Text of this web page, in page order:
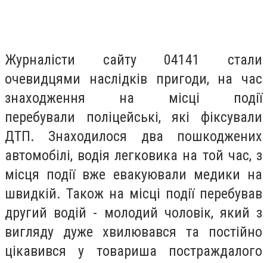
Журналісти сайту 04141 стали
очевидцями наслідків пригоди, на час
знаходження на місці події
перебували поліцейські, які фіксували
ДТП. Знаходилося два пошкоджених
автомобілі, водія легковика на той час, з
місця події вже евакуювали медики на
швидкій. Також на місці події перебував
другий водій - молодий чоловік, який з
вигляду дуже хвилювався та постійно
цікавився у товариша постраждалого